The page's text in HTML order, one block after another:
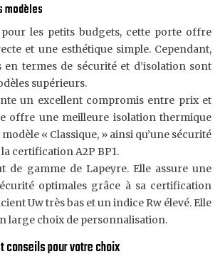
modèles
pour les petits budgets, cette porte offre
et une esthétique simple. Cependant,
en termes de sécurité et d’isolation sont
supérieurs.
un excellent compromis entre prix et
offre une meilleure isolation thermique
« Classique, » ainsi qu’une sécurité
certification A2P BP1.
de gamme de Lapeyre. Elle assure une
optimales grâce à sa certification
Uw très bas et un indice Rw élevé. Elle
large choix de personnalisation.
conseils pour votre choix